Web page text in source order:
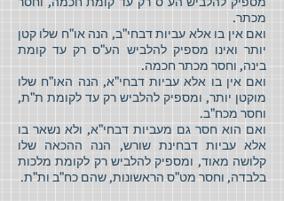
מכתר.
ואם אין בו אלא עביות דבחי"ב, הנה או"ח שלו קטן
יותר ואינו מספיק להלביש הע"ס רק עד קומת
בינה, וחסר מכתר חכמה.
ואם אין בו אלא עביות דבחי"א, הנה האו"ח שלו
מוקטן יותר, ומספיק להלביש רק עד לקומת ת"ת,
וחסר מכח"ב.
ואם הוא חסר גם מעביות דבחי"א, ולא נשאר בו
אלא עביות דבחינת שורש, הנה ההכאה שלו
קלושה מאוד, ומספיק להלביש רק לקומת מלכות
בלבדה, וחסר מט"ס הראשונות, שהם כח"ב ות"ת.